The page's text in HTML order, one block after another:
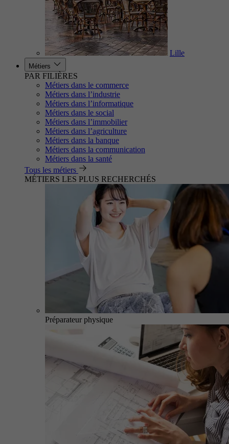
Lille
Métiers
PAR FILIÈRES
Métiers dans le commerce
Métiers dans l’industrie
Métiers dans l’informatique
Métiers dans le social
Métiers dans l’immobilier
Métiers dans l’agriculture
Métiers dans la banque
Métiers dans la communication
Métiers dans la santé
Tous les métiers
MÉTIERS LES PLUS RECHERCHÉS
Préparateur physique